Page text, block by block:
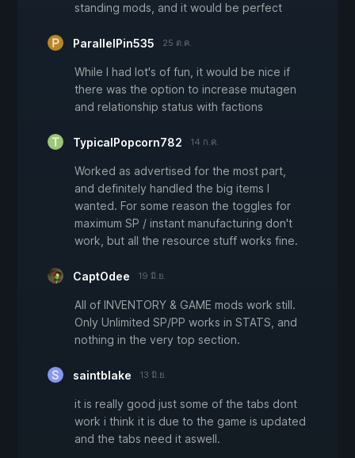
standing mods, and it would be perfect
ParallelPin535 25 ต.ค.
While I had lot's of fun, it would be nice if
there was the option to increase mutagen
and relationship status with factions
TypicalPopcorn782 14 ก.ค.
Worked as advertised for the most part,
and definitely handled the big items I
wanted. For some reason the toggles for
maximum SP / instant manufacturing don't
work, but all the resource stuff works fine.
CaptOdee 19 มิ.ย.
All of INVENTORY & GAME mods work still.
Only Unlimited SP/PP works in STATS, and
nothing in the very top section.
saintblake 13 มิ.ย.
it is really good just some of the tabs dont
work i think it is due to the game is updated
and the tabs need it aswell.